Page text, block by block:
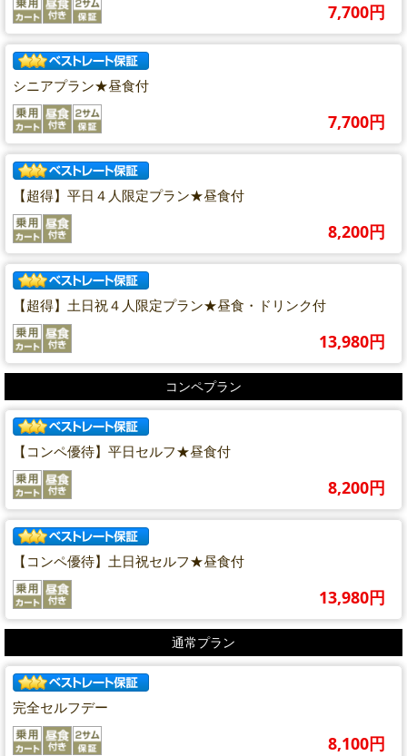
7,700円
シニアプラン★昼食付
7,700円
【超得】平日４人限定プラン★昼食付
8,200円
【超得】土日祝４人限定プラン★昼食・ドリンク付
13,980円
コンペプラン
【コンペ優待】平日セルフ★昼食付
8,200円
【コンペ優待】土日祝セルフ★昼食付
13,980円
通常プラン
完全セルフデー
8,100円